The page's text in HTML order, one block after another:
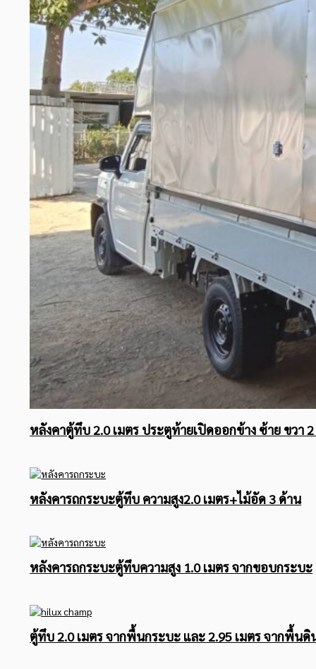
หลังคาตู้ทึบ 2.0 เมตร ประตูท้ายเปิดออกข้าง ซ้าย ขวา
หลังคารถกระบะตู้ทึบ ความสูง2.0 เมตร+ไม้อัด 3 ด้าน
หลังคารถกระบะตู้ทึบความสูง 1.0 เมตร จากขอบกระบะ
ตู้ทึบ 2.0 เมตร จากพื้นกระบะ และ 2.95 เมตร จากพื้นดิ